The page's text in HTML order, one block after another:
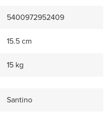
5400972952409
15.5 cm
15 kg
Santino